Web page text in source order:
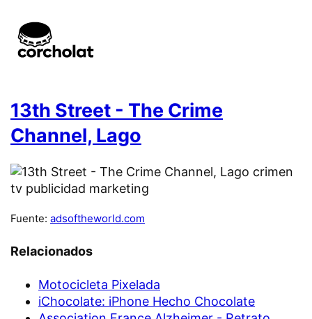
13th Street - The Crime
Channel, Lago
Fuente: adsoftheworld.com
Relacionados
Motocicleta Pixelada
iChocolate: iPhone Hecho Chocolate